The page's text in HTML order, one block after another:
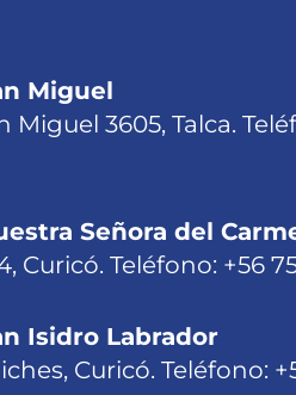
Miguel
Miguel 3605, Talca.
Señora del
Curicó. Teléfono: +56
Isidro Labrador
Curicó. Teléfono: